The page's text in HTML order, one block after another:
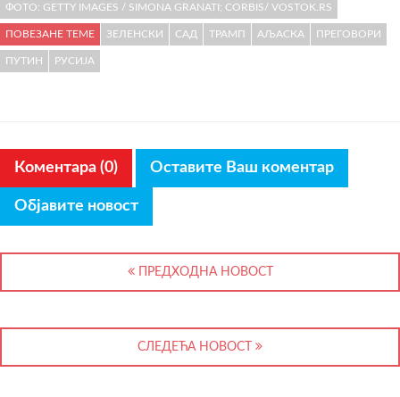
ФОТО: GETTY IMAGES / SIMONA GRANATI; CORBIS/ VOSTOK.RS
ПОВЕЗАНЕ ТЕМЕ ЗЕЛЕНСКИ САД ТРАМП АЉАСКА ПРЕГОВОРИ
ПУТИН РУСИЈА
Коментара (0) Оставите Ваш коментар
Објавите новост
ПРЕДХОДНА НОВОСТ
СЛЕДЕЋА НОВОСТ